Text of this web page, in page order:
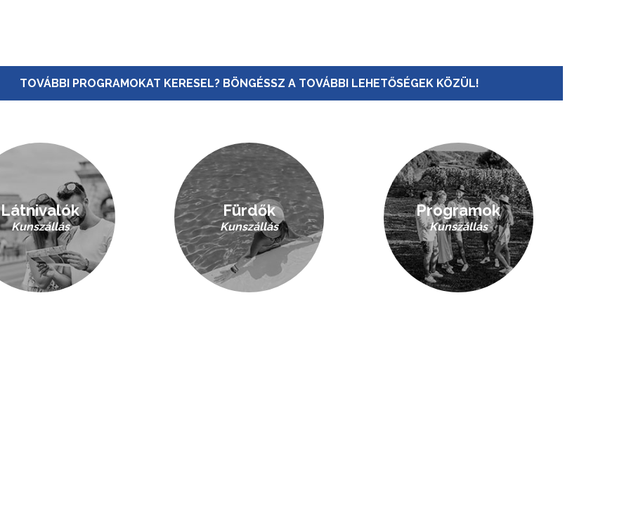
TOVÁBBI PROGRAMOKAT KERESEL? BÖNGÉSSZ A TOVÁBBI LEHETŐSÉGEK KÖZÜL!
Látnivalók
Kunszállás
Fürdők
Kunszállás
Programok
Kunszállás